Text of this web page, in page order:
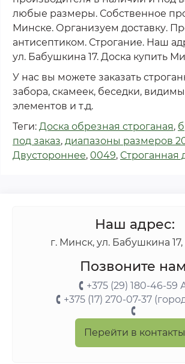
любые размеры. Собственное
Минске. Организуем доставку.
антисептиком. Строгание. Наш
ул. Бабушкина 17. Доска купить
У нас вы можете заказать
забора, скамеек, беседки,
элементов и т.д.
Теги: Доска обрезная строганая,
под заказ, диапазоны размеров
Двустороннее, 0049, Строганная
Наш адрес:
г. Минск, ул. Бабушкина 17,
Позвоните
+375 (29) 180-46-59
+375 (17) 270-07-37
Перейти в контакты